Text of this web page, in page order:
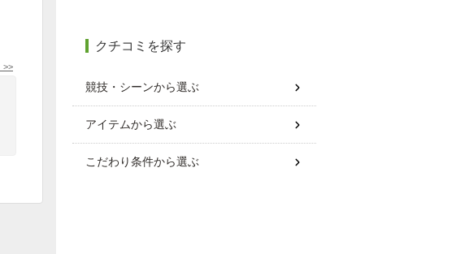
>>
クチコミを探す
競技・シーンから選ぶ
アイテムから選ぶ
こだわり条件から選ぶ